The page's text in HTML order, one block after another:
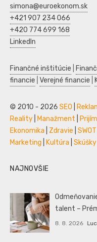
simona@euroekonom.sk
+421 907 234 066
+420 774 699 168
LinkedIn
Finančné inštitúcie
financie Verejné financie
© 2010 - 2026 SEO
Reality
Manažment
Ekonomika
Zdravie SWOT
Marketing
Kultúra Skúšky
NAJNOVŠIE
talent –
8. 8. 2026